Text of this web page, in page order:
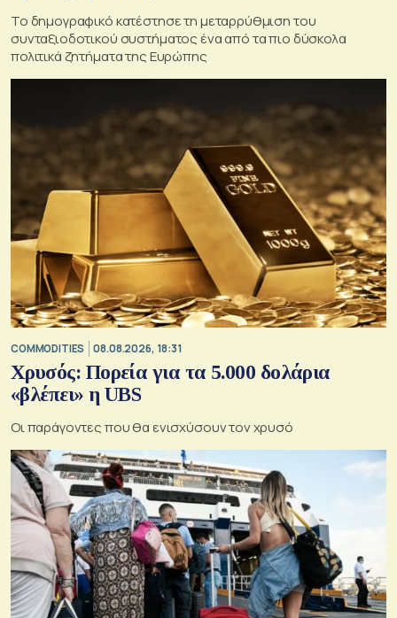
Το δημογραφικό κατέστησε τη μεταρρύθμιση του
συνταξιοδοτικού συστήματος ένα από τα πιο δύσκολα
πολιτικά ζητήματα της Ευρώπης
COMMODITIES 08.08.2026, 18:31
Χρυσός: Πορεία για τα 5.000 δολάρια
«βλέπει» η UBS
Οι παράγοντες που θα ενισχύσουν τον χρυσό